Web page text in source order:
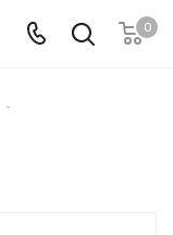
0
-